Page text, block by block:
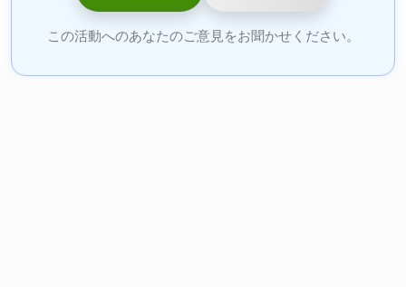
この活動へのあなたのご意見をお聞かせください。